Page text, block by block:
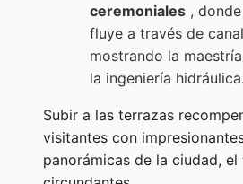
ceremoniales ,
fluye a través de
mostrando la
la ingeniería hidráulica.
Subir a las terrazas
visitantes con
panorámicas de la ciudad,